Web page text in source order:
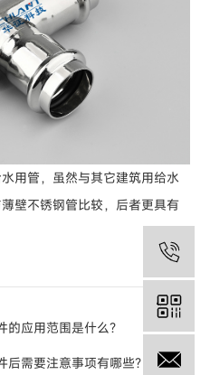
用管，虽然与其它建筑用给水
壁不锈钢管比较，后者更具有
应用范围是什么？
需要注意事项有哪些？